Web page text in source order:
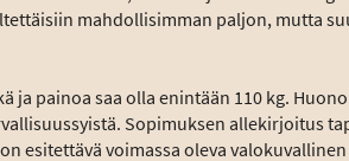
mahdollisimman paljon, mutta
ja painoa saa olla enintään 110 kg.
Sopimuksen allekirjoitus
esitettävä voimassa oleva